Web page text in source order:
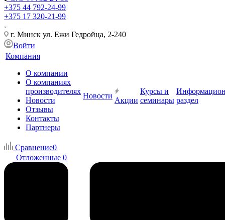
+375 44 792-24-99
+375 17 320-21-99
г. Минск ул. Ежи Гедройца, 2-240
Войти
Компания
О компании
О компаниях
производителях
Новости
Отзывы
Контакты
Партнеры
Новости
Акции
Курсы и
семинары раздел
Сравнение0
Отложенные 0